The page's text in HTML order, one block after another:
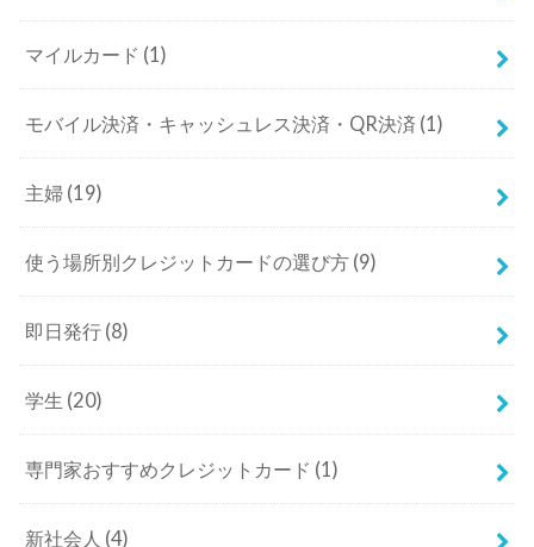
マイルカード (1)
モバイル決済・キャッシュレス決済・QR決済 (1)
主婦 (19)
使う場所別クレジットカードの選び方 (9)
即日発行 (8)
学生 (20)
専門家おすすめクレジットカード (1)
新社会人 (4)